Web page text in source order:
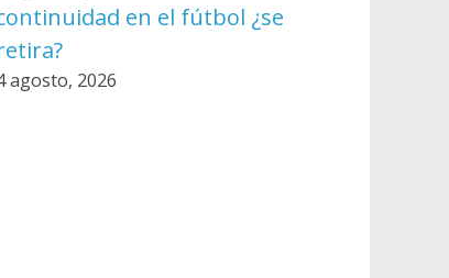
en el fútbol ¿se
agosto, 2026